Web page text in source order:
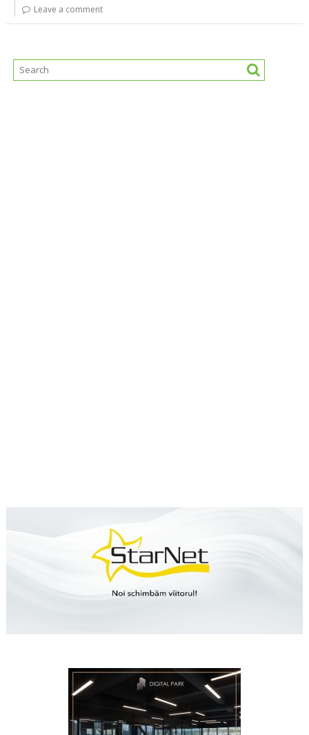
Leave a comment